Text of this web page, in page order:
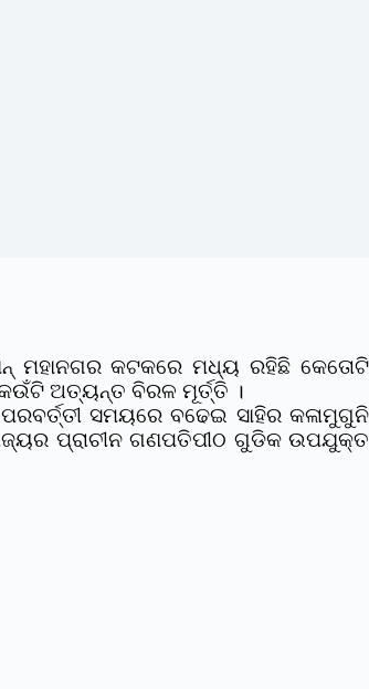
ମହାନଗର କଟକରେ ମଧ୍ୟ ରହିଛି କେତୋଟି
ଅତ୍ୟନ୍ତ ବିରଳ ମୂର୍ତ୍ତି ।
ସମୟରେ ବଢେଇ ସାହିର କଳାମୁଗୁନି
ପ୍ରାଚୀନ ଗଣପତିପୀଠ ଗୁଡିକ ଉପଯୁକ୍ତ